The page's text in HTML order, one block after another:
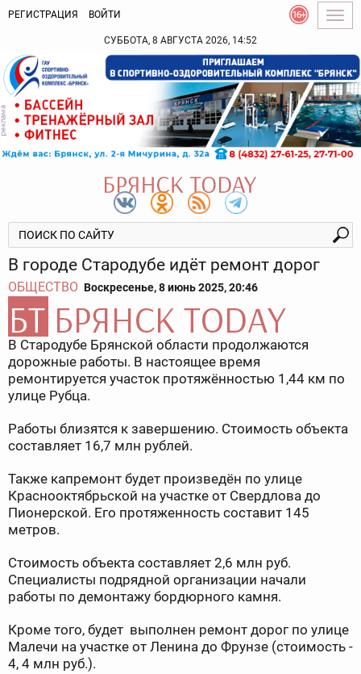
РЕГИСТРАЦИЯ ВОЙТИ
СУББОТА, 8 АВГУСТА 2026, 14:52
В городе Стародубе идёт ремонт дорог
ОБЩЕСТВО Воскресенье, 8 июнь 2025, 20:46
В Стародубе Брянской области продолжаются
дорожные работы. В настоящее время
ремонтируется участок протяжённостью 1,44 км по
улице Рубца.
Работы близятся к завершению. Стоимость объекта
составляет 16,7 млн рублей.
Также капремонт будет произведён по улице
Краснооктябрьской на участке от Свердлова до
Пионерской. Его протяженность составит 145
метров.
Стоимость объекта составляет 2,6 млн руб.
Специалисты подрядной организации начали
работы по демонтажу бордюрного камня.
Кроме того, будет выполнен ремонт дорог по улице
Малечи на участке от Ленина до Фрунзе (стоимость -
4, 4 млн руб.).